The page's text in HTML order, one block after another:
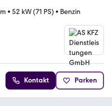
• 52 kW (71 PS) • Benzin
Kontakt Parken